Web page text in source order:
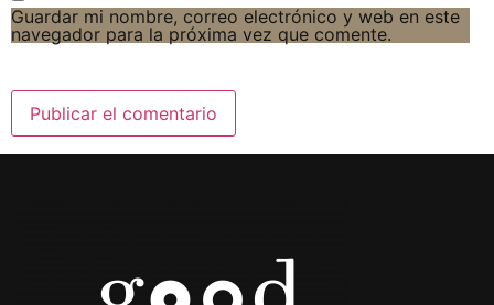
Guardar mi nombre, correo electrónico y web en este
navegador para la próxima vez que comente.